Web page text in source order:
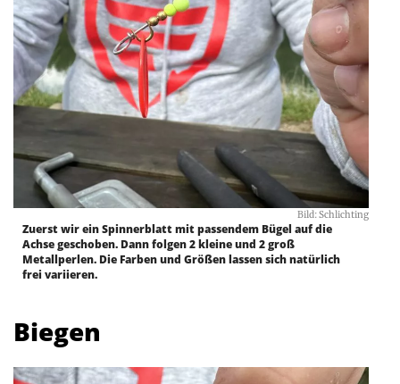
Bild: Schlichting
Zuerst wir ein Spinnerblatt mit passendem Bügel auf die
Achse geschoben. Dann folgen 2 kleine und 2 groß
Metallperlen. Die Farben und Größen lassen sich natürlich
frei variieren.
Biegen